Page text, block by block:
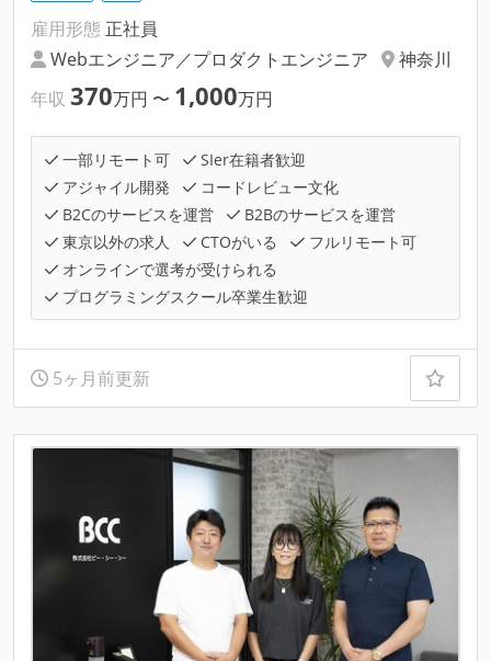
雇用形態 正社員
Webエンジニア／プロダクトエンジニア
神奈川
年収 370万円 〜 1,000万円
一部リモート可
SIer在籍者歓迎
アジャイル開発
コードレビュー文化
B2Cのサービスを運営
B2Bのサービスを運営
東京以外の求人
CTOがいる
フルリモート可
オンラインで選考が受けられる
プログラミングスクール卒業生歓迎
5ヶ月前更新